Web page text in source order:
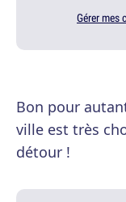
Gérer mes
Bon pour
ville est très
détour !